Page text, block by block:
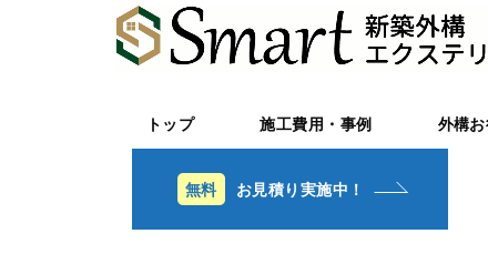
トップ 施工費用・事例 外構
お見積り実施中！